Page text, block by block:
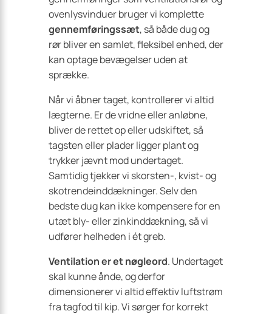
ovenlysvinduer bruger vi komplette
gennemføringssæt, så både dug og
rør bliver en samlet, fleksibel enhed, der
kan optage bevægelser uden at
sprække.
Når vi åbner taget, kontrollerer vi altid
lægterne. Er de vridne eller anløbne,
bliver de rettet op eller udskiftet, så
tagsten eller plader ligger plant og
trykker jævnt mod undertaget.
Samtidig tjekker vi skorsten-, kvist- og
skotrendeinddækninger. Selv den
bedste dug kan ikke kompensere for en
utæt bly- eller zinkinddækning, så vi
udfører helheden i ét greb.
Ventilation er et nøgleord. Undertaget
skal kunne ånde, og derfor
dimensionerer vi altid effektiv luftstrøm
fra tagfod til kip. Vi sørger for korrekt